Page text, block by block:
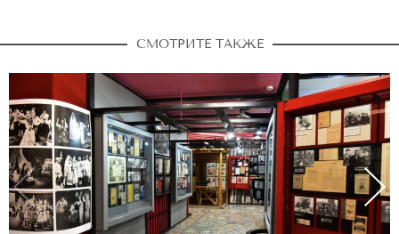
СМОТРИТЕ ТАКЖЕ